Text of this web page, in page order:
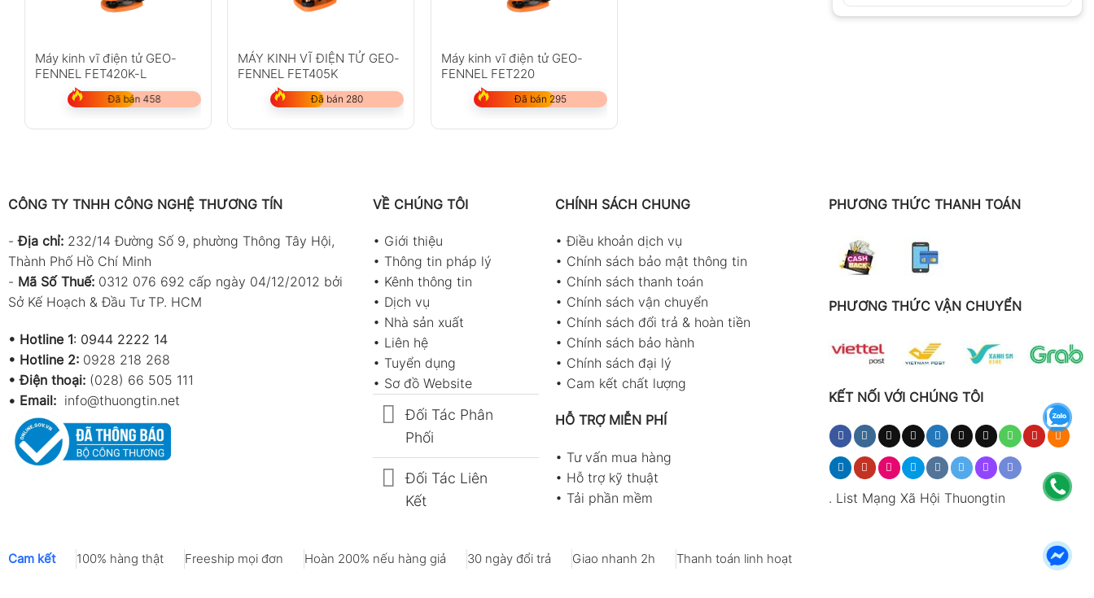
Máy kinh vĩ điện tử GEO-
FENNEL FET420K-L
Đã bán 458
MÁY KINH VĨ ĐIỆN TỬ GEO-
FENNEL FET405K
Đã bán 280
Máy kinh vĩ điện tử GEO-
FENNEL FET220
Đã bán 295
CÔNG TY TNHH CÔNG NGHỆ THƯƠNG TÍN
-Địa chỉ: 232/14 Đường Số 9, phường Thông Tây Hội,
Thành Phố Hồ Chí Minh
- Mã Số Thuế: 0312 076 692 cấp ngày 04/12/2012 bởi
Sở Kế Hoạch & Đầu Tư TP. HCM
• Hotline 1: 0944 2222 14
• Hotline 2: 0928 218 268
• Điện thoại: (028) 66 505 111
• Email: info@thuongtin.net
VỀ CHÚNG TÔI
• Giới thiệu
• Thông tin pháp lý
• Kênh thông tin
• Dịch vụ
• Nhà sản xuất
• Liên hệ
• Tuyển dụng
• Sơ đồ Website
Đối Tác Phân
Phối
Đối Tác Liên
Kết
CHÍNH SÁCH CHUNG
•Điều khoản dịch vụ
• Chính sách bảo mật thông tin
• Chính sách thanh toán
• Chính sách vận chuyển
• Chính sách đổi trả & hoàn tiền
• Chính sách bảo hành
• Chính sách đại lý
• Cam kết chất lượng
HỖ TRỢ MIỄN PHÍ
• Tư vấn mua hàng
• Hỗ trợ kỹ thuật
• Tải phần mềm
PHƯƠNG THỨC THANH TOÁN
PHƯƠNG THỨC VẬN CHUYỂN
KẾT NỐI VỚI CHÚNG TÔI
. List Mạng Xã Hội Thuongtin
Cam kết 100% hàng thật Freeship mọi đơn Hoàn 200% nếu hàng giả 30 ngày đổi trả Giao nhanh 2h Thanh toán linh hoạt